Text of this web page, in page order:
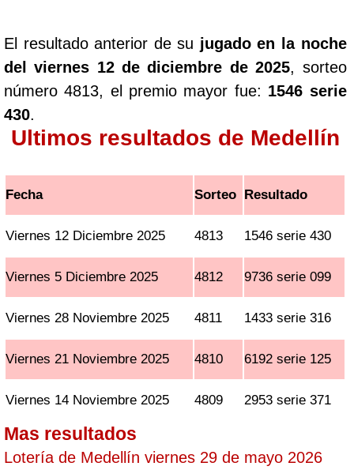
El resultado anterior de su jugado en la noche
del viernes 12 de diciembre de 2025, sorteo
número 4813, el premio mayor fue: 1546 serie
430.
Ultimos resultados de Medellín
Fecha Sorteo Resultado
Viernes 12 Diciembre 2025 4813 1546 serie 430
Viernes 5 Diciembre 2025 4812 9736 serie 099
Viernes 28 Noviembre 2025 4811 1433 serie 316
Viernes 21 Noviembre 2025 4810 6192 serie 125
Viernes 14 Noviembre 2025 4809 2953 serie 371
Mas resultados
Lotería de Medellín viernes 29 de mayo 2026